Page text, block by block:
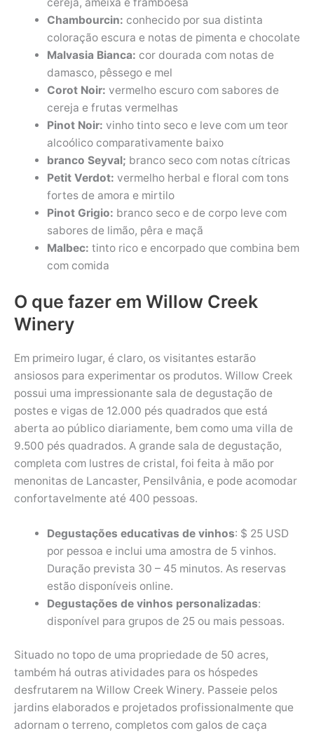
Chambourcin: conhecido por sua distinta
coloração escura e notas de pimenta e chocolate
Malvasia Bianca: cor dourada com notas de
damasco, pêssego e mel
Corot Noir: vermelho escuro com sabores de
cereja e frutas vermelhas
Pinot Noir: vinho tinto seco e leve com um teor
alcoólico comparativamente baixo
branco Seyval; branco seco com notas cítricas
Petit Verdot: vermelho herbal e floral com tons
fortes de amora e mirtilo
Pinot Grigio: branco seco e de corpo leve com
sabores de limão, pêra e maçã
Malbec: tinto rico e encorpado que combina bem
com comida
O que fazer em Willow Creek
Winery
Em primeiro lugar, é claro, os visitantes estarão
ansiosos para experimentar os produtos. Willow Creek
possui uma impressionante sala de degustação de
postes e vigas de 12.000 pés quadrados que está
aberta ao público diariamente, bem como uma villa de
9.500 pés quadrados. A grande sala de degustação,
completa com lustres de cristal, foi feita à mão por
menonitas de Lancaster, Pensilvânia, e pode acomodar
confortavelmente até 400 pessoas.
Degustações educativas de vinhos: $ 25 USD
por pessoa e inclui uma amostra de 5 vinhos.
Duração prevista 30 – 45 minutos. As reservas
estão disponíveis online.
Degustações de vinhos personalizadas:
disponível para grupos de 25 ou mais pessoas.
Situado no topo de uma propriedade de 50 acres,
também há outras atividades para os hóspedes
desfrutarem na Willow Creek Winery. Passeie pelos
jardins elaborados e projetados profissionalmente que
adornam o terreno, completos com galos de caça